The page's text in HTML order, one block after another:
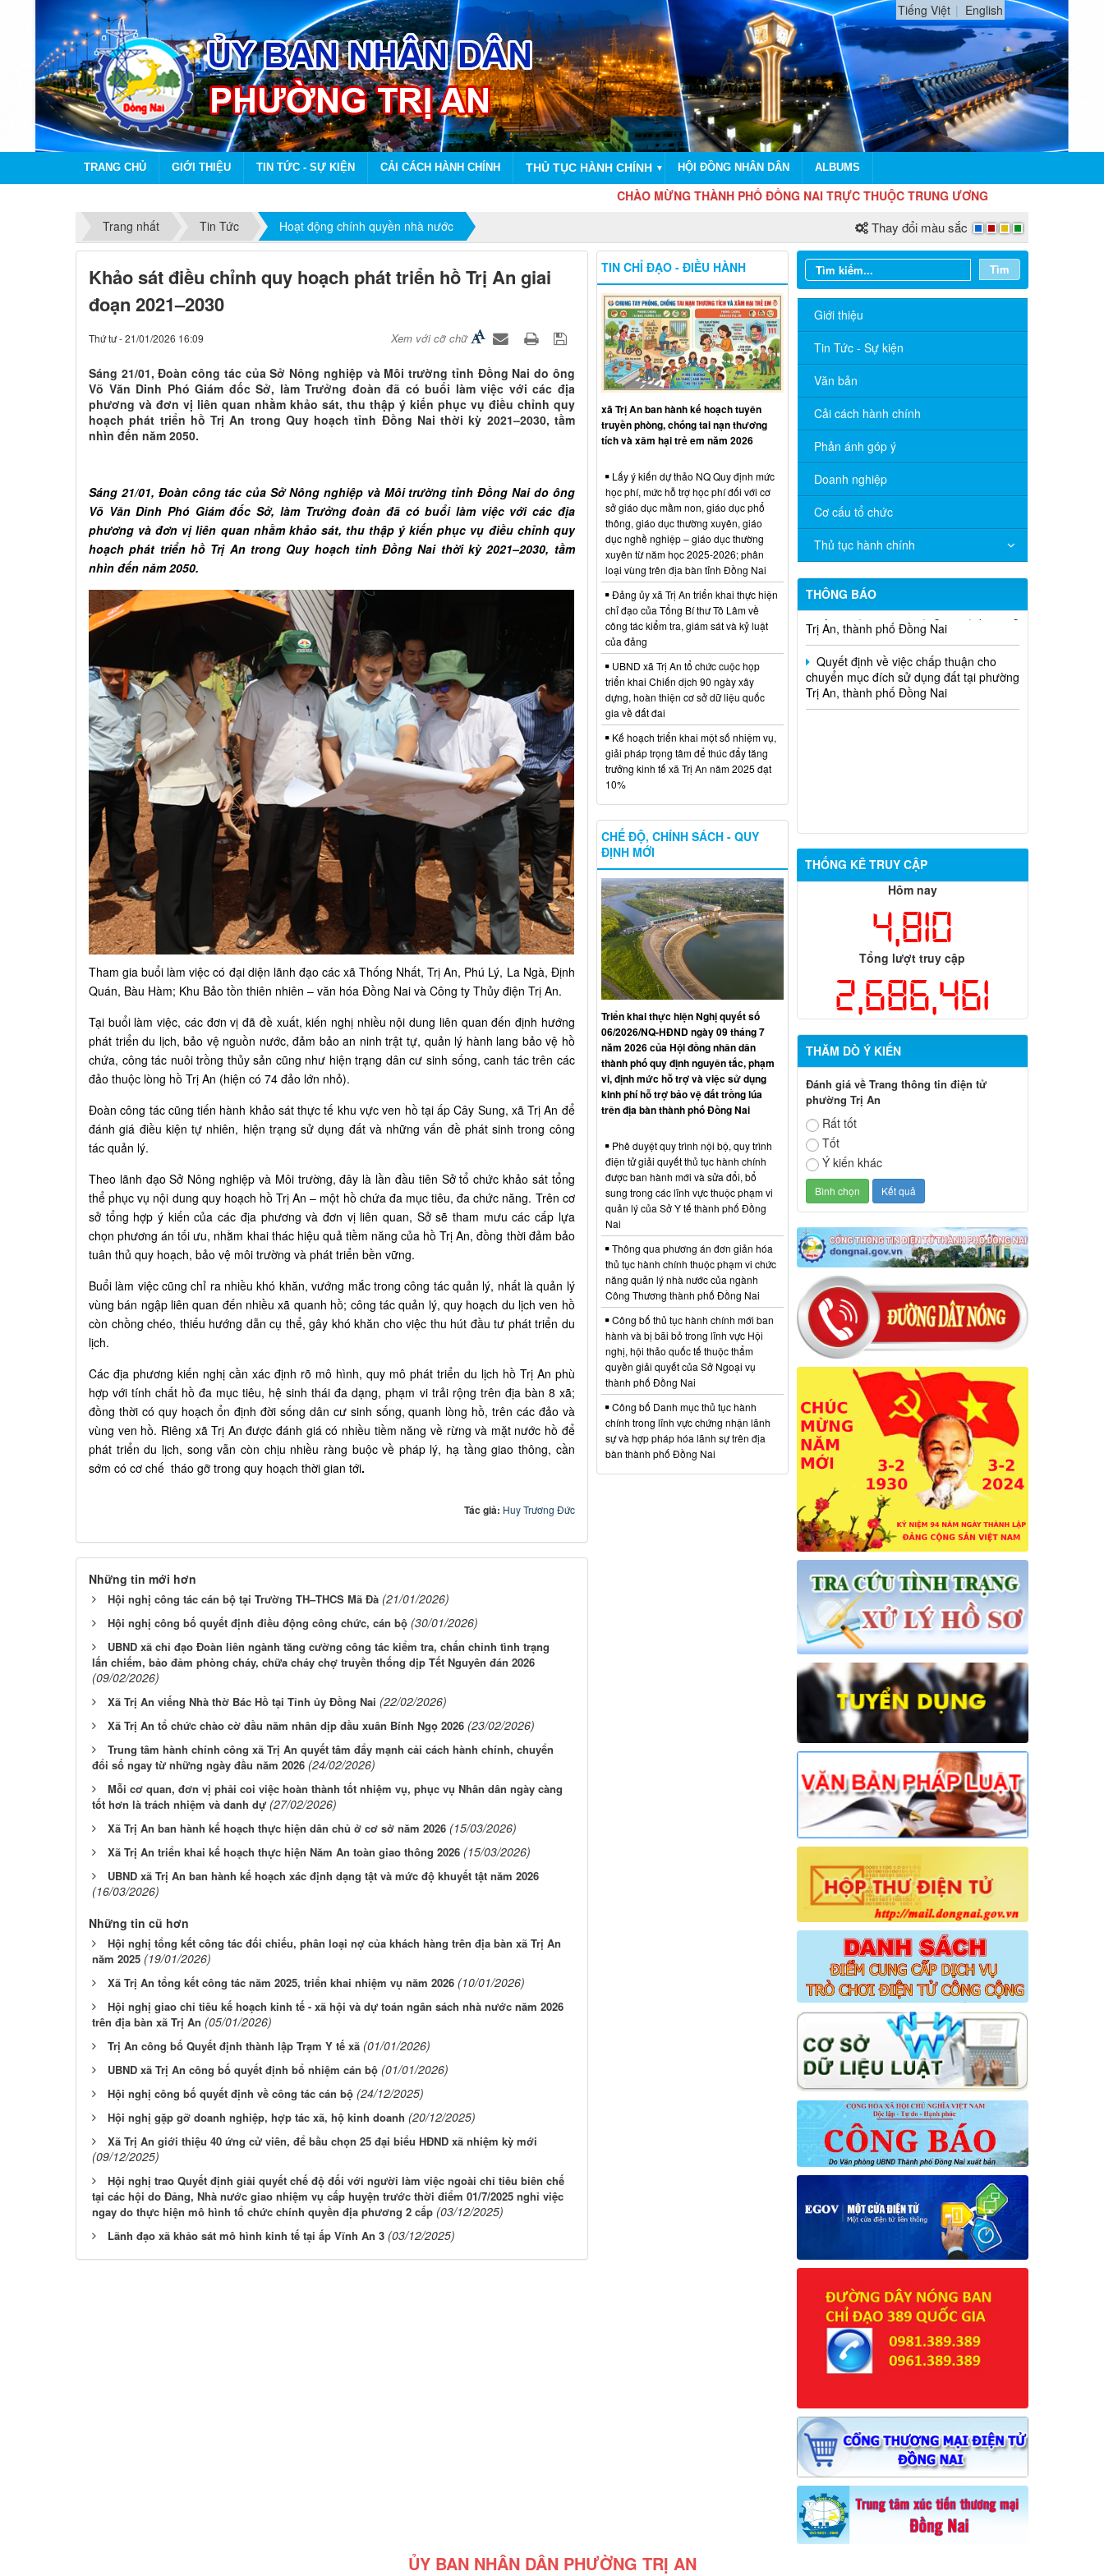
Tiếng Việt English
TRANG CHỦ GIỚI THIỆU TIN TỨC - SỰ KIỆN CẢI CÁCH HÀNH CHÍNH THỦ TỤC HÀNH CHÍNH ▼ HỘI ĐỒNG NHÂN DÂN ALBUMS
CHÀO MỪNG THÀNH PHỐ ĐỒNG NAI TRỰC THUỘC TRUNG ƯƠNG
Trang nhất
Tin Tức Hoạt động chính quyền nhà nước Thay đổi màu sắc
Khảo sát điều chỉnh quy hoạch phát triển hồ Trị An giai
đoạn 2021–2030
Thứ tư - 21/01/2026 16:09 Xem với cỡ chữ
Sáng 21/01, Đoàn công tác của Sở Nông nghiệp và Môi trường tỉnh Đồng Nai do ông
Võ Văn Dinh Phó Giám đốc Sở, làm Trưởng đoàn đã có buổi làm việc với các địa
phương và đơn vị liên quan nhằm khảo sát, thu thập ý kiến phục vụ điều chỉnh quy
hoạch phát triển hồ Trị An trong Quy hoạch tỉnh Đồng Nai thời kỳ 2021–2030, tầm
nhìn đến năm 2050.
Sáng 21/01, Đoàn công tác của Sở Nông nghiệp và Môi trường tỉnh Đồng Nai do ông
Võ Văn Dinh Phó Giám đốc Sở, làm Trưởng đoàn đã có buổi làm việc với các địa
phương và đơn vị liên quan nhằm khảo sát, thu thập ý kiến phục vụ điều chỉnh quy
hoạch phát triển hồ Trị An trong Quy hoạch tỉnh Đồng Nai thời kỳ 2021–2030, tầm
nhìn đến năm 2050.
Tham gia buổi làm việc có đại diện lãnh đạo các xã Thống Nhất, Trị An, Phú Lý, La Ngà, Định
Quán, Bàu Hàm; Khu Bảo tồn thiên nhiên – văn hóa Đồng Nai và Công ty Thủy điện Trị An.
Tại buổi làm việc, các đơn vị đã đề xuất, kiến nghị nhiều nội dung liên quan đến định hướng
phát triển du lịch, bảo vệ nguồn nước, đảm bảo an ninh trật tự, quản lý hành lang bảo vệ hồ
chứa, công tác nuôi trồng thủy sản cũng như hiện trạng dân cư sinh sống, canh tác trên các
đảo thuộc lòng hồ Trị An (hiện có 74 đảo lớn nhỏ).
Đoàn công tác cũng tiến hành khảo sát thực tế khu vực ven hồ tại ấp Cây Sung, xã Trị An để
đánh giá điều kiện tự nhiên, hiện trạng sử dụng đất và những vấn đề phát sinh trong công
tác quản lý.
Theo lãnh đạo Sở Nông nghiệp và Môi trường, đây là lần đầu tiên Sở tổ chức khảo sát tổng
thể phục vụ nội dung quy hoạch hồ Trị An – một hồ chứa đa mục tiêu, đa chức năng. Trên cơ
sở tổng hợp ý kiến của các địa phương và đơn vị liên quan, Sở sẽ tham mưu các cấp lựa
chọn phương án tối ưu, nhằm khai thác hiệu quả tiềm năng của hồ Trị An, đồng thời đảm bảo
tuân thủ quy hoạch, bảo vệ môi trường và phát triển bền vững.
Buổi làm việc cũng chỉ ra nhiều khó khăn, vướng mắc trong công tác quản lý, nhất là quản lý
vùng bán ngập liên quan đến nhiều xã quanh hồ; công tác quản lý, quy hoạch du lịch ven hồ
còn chồng chéo, thiếu hướng dẫn cụ thể, gây khó khăn cho việc thu hút đầu tư phát triển du
lịch.
Các địa phương kiến nghị cần xác định rõ mô hình, quy mô phát triển du lịch hồ Trị An phù
hợp với tính chất hồ đa mục tiêu, hệ sinh thái đa dạng, phạm vi trải rộng trên địa bàn 8 xã;
đồng thời có quy hoạch ổn định đời sống dân cư sinh sống, quanh lòng hồ, trên các đảo và
vùng ven hồ. Riêng xã Trị An được đánh giá có nhiều tiềm năng về rừng và mặt nước hồ để
phát triển du lịch, song vẫn còn chịu nhiều ràng buộc về pháp lý, hạ tầng giao thông, cần
sớm có cơ chế tháo gỡ trong quy hoạch thời gian tới.
Tác giả: Huy Trương Đức
Những tin mới hơn
Hội nghị công tác cán bộ tại Trường TH–THCS Mã Đà (21/01/2026)
Hội nghị công bố quyết định điều động công chức, cán bộ (30/01/2026)
UBND xã chỉ đạo Đoàn liên ngành tăng cường công tác kiểm tra, chấn chỉnh tình trạng
lấn chiếm, bảo đảm phòng cháy, chữa cháy chợ truyền thống dịp Tết Nguyên đán 2026
(09/02/2026)
Xã Trị An viếng Nhà thờ Bác Hồ tại Tỉnh ủy Đồng Nai (22/02/2026)
Xã Trị An tổ chức chào cờ đầu năm nhân dịp đầu xuân Bính Ngọ 2026 (23/02/2026)
Trung tâm hành chính công xã Trị An quyết tâm đẩy mạnh cải cách hành chính, chuyển
đổi số ngay từ những ngày đầu năm 2026 (24/02/2026)
Mỗi cơ quan, đơn vị phải coi việc hoàn thành tốt nhiệm vụ, phục vụ Nhân dân ngày càng
tốt hơn là trách nhiệm và danh dự (27/02/2026)
Xã Trị An ban hành kế hoạch thực hiện dân chủ ở cơ sở năm 2026 (15/03/2026)
Xã Trị An triển khai kế hoạch thực hiện Năm An toàn giao thông 2026 (15/03/2026)
UBND xã Trị An ban hành kế hoạch xác định dạng tật và mức độ khuyết tật năm 2026
(16/03/2026)
Những tin cũ hơn
Hội nghị tổng kết công tác đối chiếu, phân loại nợ của khách hàng trên địa bàn xã Trị An
năm 2025 (19/01/2026)
Xã Trị An tổng kết công tác năm 2025, triển khai nhiệm vụ năm 2026 (10/01/2026)
Hội nghị giao chỉ tiêu kế hoạch kinh tế - xã hội và dự toán ngân sách nhà nước năm 2026
trên địa bàn xã Trị An (05/01/2026)
Trị An công bố Quyết định thành lập Trạm Y tế xã (01/01/2026)
UBND xã Trị An công bố quyết định bổ nhiệm cán bộ (01/01/2026)
Hội nghị công bố quyết định về công tác cán bộ (24/12/2025)
Hội nghị gặp gỡ doanh nghiệp, hợp tác xã, hộ kinh doanh (20/12/2025)
Xã Trị An giới thiệu 40 ứng cử viên, để bầu chọn 25 đại biểu HĐND xã nhiệm kỳ mới
(09/12/2025)
Hội nghị trao Quyết định giải quyết chế độ đối với người làm việc ngoài chỉ tiêu biên chế
tại các hội do Đảng, Nhà nước giao nhiệm vụ cấp huyện trước thời điểm 01/7/2025 nghỉ việc
ngay do thực hiện mô hình tổ chức chính quyền địa phương 2 cấp (03/12/2025)
Lãnh đạo xã khảo sát mô hình kinh tế tại ấp Vĩnh An 3 (03/12/2025)
Tìm
Giới thiệu
Tin Tức - Sự kiện
Văn bản
Cải cách hành chính
Phản ánh góp ý
Doanh nghiệp
Cơ cấu tổ chức
Thủ tục hành chính
THÔNG BÁO
Quyết định về việc chấp thuận cho
chuyển mục đích sử dụng đất tại phường
Trị An, thành phố Đồng Nai
Quyết định về việc chấp thuận cho
chuyển mục đích sử dụng đất tại phường
Trị An, thành phố Đồng Nai
Quyết định về việc chấp thuận cho
chuyển mục đích sử dụng đất tại phường
Trị An, thành phố Đồng Nai
Quyết định về việc chấp thuận cho
chuyển mục đích sử dụng đất tại phường
Trị An, thành phố Đồng Nai
THỐNG KÊ TRUY CẬP
Hôm nay
4,810
Tổng lượt truy cập
2,686,461
THĂM DÒ Ý KIẾN
Đánh giá về Trang thông tin điện tử
phường Trị An
Rất tốt
Tốt
Ý kiến khác
TIN CHỈ ĐẠO - ĐIỀU HÀNH
xã Trị An ban hành kế hoạch tuyên
truyền phòng, chống tai nạn thương
tích và xâm hại trẻ em năm 2026
Lấy ý kiến dự thảo NQ Quy định mức
học phí, mức hỗ trợ học phí đối với cơ
sở giáo dục mầm non, giáo dục phổ
thông, giáo dục thường xuyên, giáo
dục nghề nghiệp – giáo dục thường
xuyên từ năm học 2025-2026; phân
loại vùng trên địa bàn tỉnh Đồng Nai
Đảng ủy xã Trị An triển khai thực hiện
chỉ đạo của Tổng Bí thư Tô Lâm về
công tác kiểm tra, giám sát và kỷ luật
của đảng
UBND xã Trị An tổ chức cuộc họp
triển khai Chiến dịch 90 ngày xây
dựng, hoàn thiện cơ sở dữ liệu quốc
gia về đất đai
Kế hoạch triển khai một số nhiệm vụ,
giải pháp trọng tâm để thúc đẩy tăng
trưởng kinh tế xã Trị An năm 2025 đạt
10%
CHẾ ĐỘ, CHÍNH SÁCH - QUY
ĐỊNH MỚI
Triển khai thực hiện Nghị quyết số
06/2026/NQ-HĐND ngày 09 tháng 7
năm 2026 của Hội đồng nhân dân
thành phố quy định nguyên tắc, phạm
vi, định mức hỗ trợ và việc sử dụng
kinh phí hỗ trợ bảo vệ đất trồng lúa
trên địa bàn thành phố Đồng Nai
Phê duyệt quy trình nội bộ, quy trình
điện tử giải quyết thủ tục hành chính
được ban hành mới và sửa đổi, bổ
sung trong các lĩnh vực thuộc phạm vi
quản lý của Sở Y tế thành phố Đồng
Nai
Thông qua phương án đơn giản hóa
thủ tục hành chính thuộc phạm vi chức
năng quản lý nhà nước của ngành
Công Thương thành phố Đồng Nai
Công bố thủ tục hành chính mới ban
hành và bị bãi bỏ trong lĩnh vực Hội
nghị, hội thảo quốc tế thuộc thẩm
quyền giải quyết của Sở Ngoại vụ
thành phố Đồng Nai
Công bố Danh mục thủ tục hành
chính trong lĩnh vực chứng nhận lãnh
sự và hợp pháp hóa lãnh sự trên địa
bàn thành phố Đồng Nai
ỦY BAN NHÂN DÂN PHƯỜNG TRỊ AN